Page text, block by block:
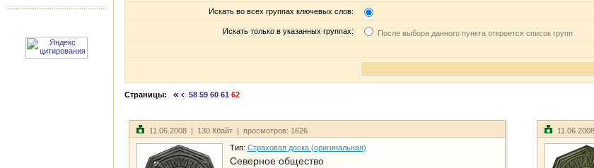
Искать во всех группах ключевых слов:
Искать только в указанных группах: После выбора данного пункта откроется список групп
Страницы: 58 59 60 61 62
11.06.2008 | 130 Кбайт | просмотров: 1626
Тип: Страховая доска (оригинальная)
Северное общество